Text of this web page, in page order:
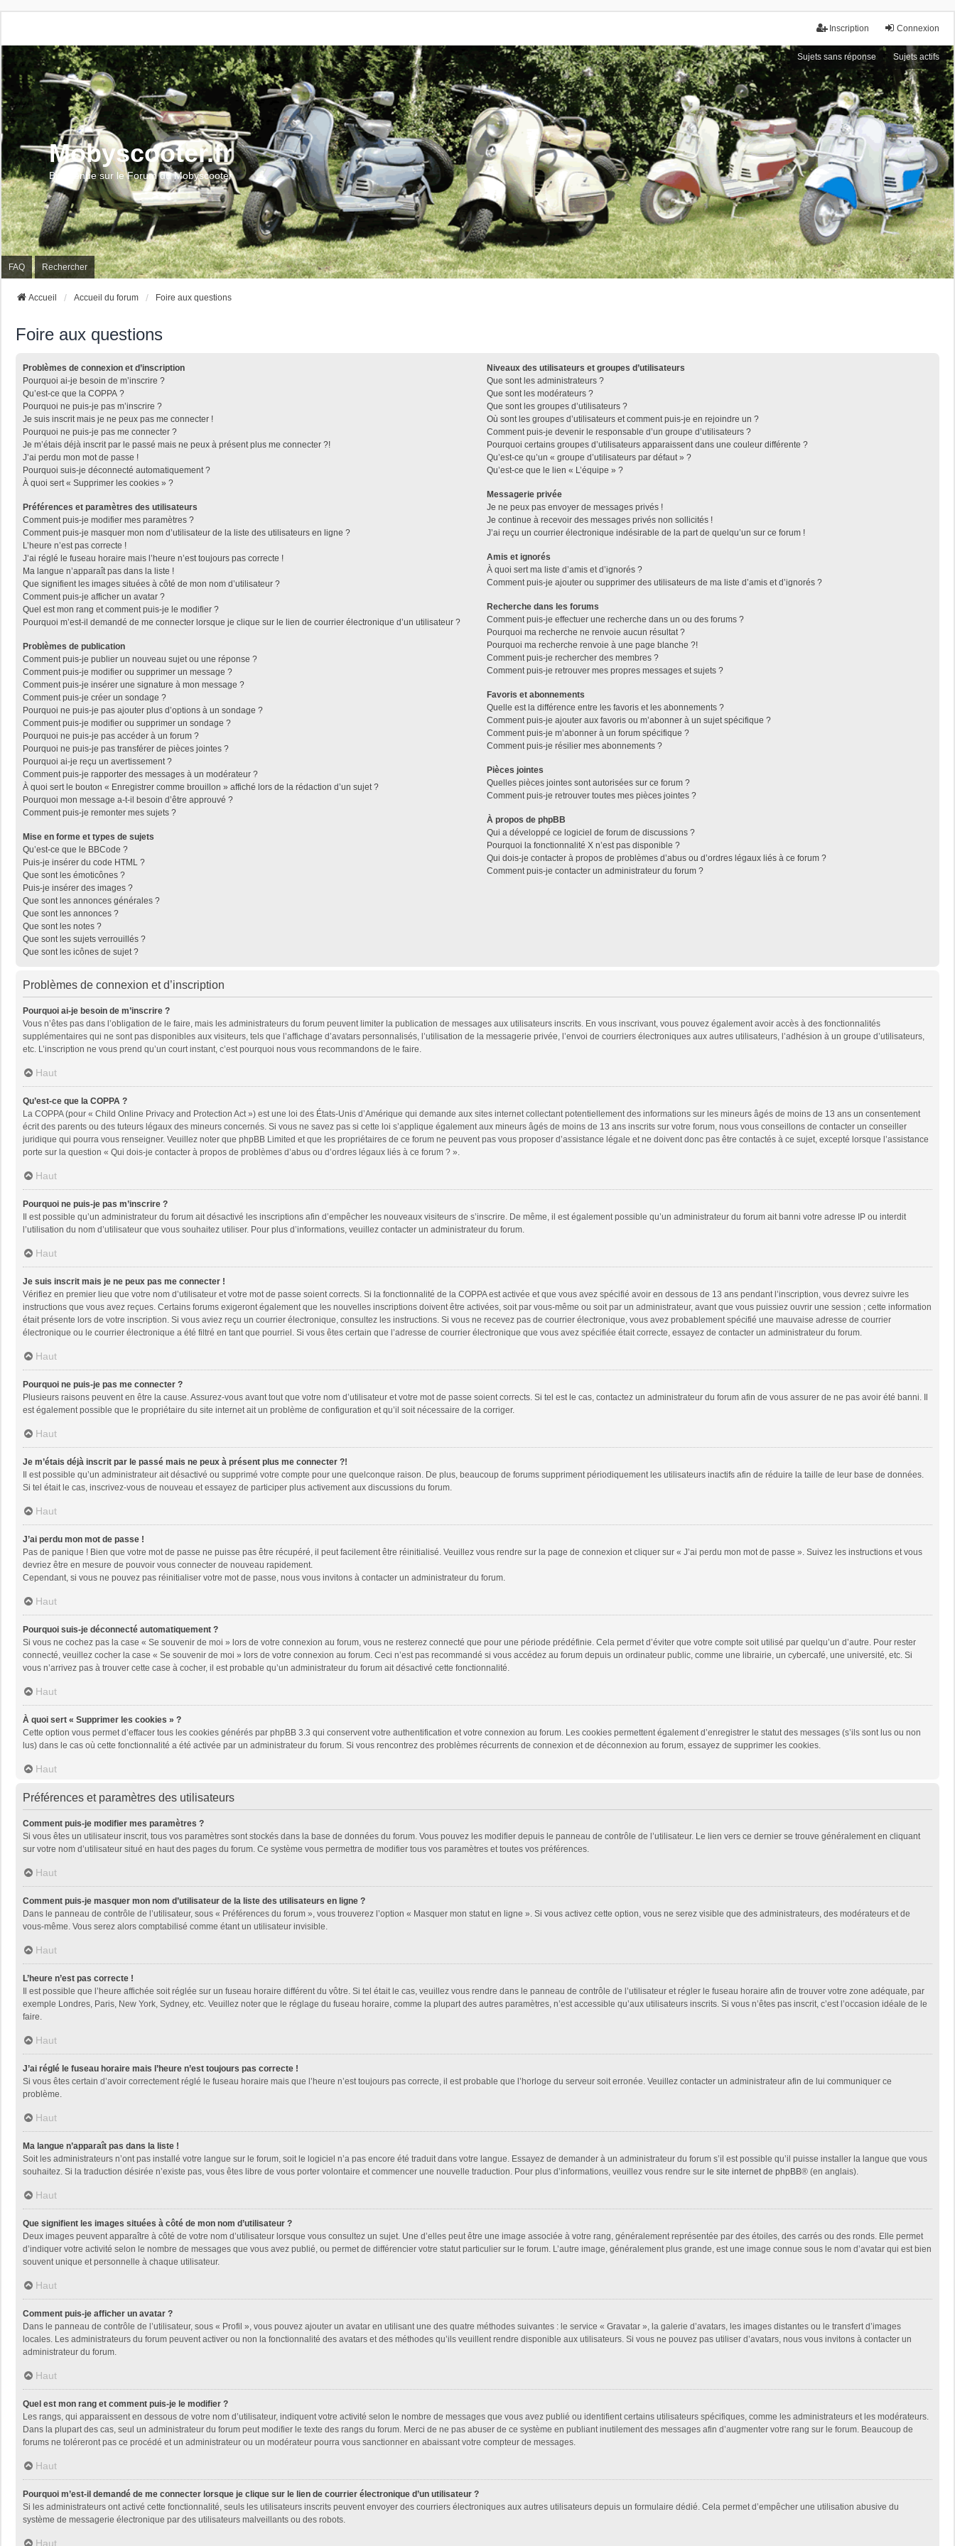
Connexion
Inscription
Sujets sans réponse Sujets actifs
Mobyscooter.fr
Bienvenue sur le Forum du Mobyscooter
FAQ Rechercher
Accueil Accueil du forum Foire aux questions
Foire aux questions
Problèmes de connexion et d’inscription
Pourquoi ai-je besoin de m’inscrire ?
Qu’est-ce que la COPPA ?
Pourquoi ne puis-je pas m’inscrire ?
Je suis inscrit mais je ne peux pas me connecter !
Pourquoi ne puis-je pas me connecter ?
Je m’étais déjà inscrit par le passé mais ne peux à présent plus me connecter ?!
J’ai perdu mon mot de passe !
Pourquoi suis-je déconnecté automatiquement ?
À quoi sert « Supprimer les cookies » ?
Préférences et paramètres des utilisateurs
Comment puis-je modifier mes paramètres ?
Comment puis-je masquer mon nom d’utilisateur de la liste des utilisateurs en ligne ?
L’heure n’est pas correcte !
J’ai réglé le fuseau horaire mais l’heure n’est toujours pas correcte !
Ma langue n’apparaît pas dans la liste !
Que signifient les images situées à côté de mon nom d’utilisateur ?
Comment puis-je afficher un avatar ?
Quel est mon rang et comment puis-je le modifier ?
Pourquoi m’est-il demandé de me connecter lorsque je clique sur le lien de courrier électronique d’un utilisateur ?
Problèmes de publication
Comment puis-je publier un nouveau sujet ou une réponse ?
Comment puis-je modifier ou supprimer un message ?
Comment puis-je insérer une signature à mon message ?
Comment puis-je créer un sondage ?
Pourquoi ne puis-je pas ajouter plus d’options à un sondage ?
Comment puis-je modifier ou supprimer un sondage ?
Pourquoi ne puis-je pas accéder à un forum ?
Pourquoi ne puis-je pas transférer de pièces jointes ?
Pourquoi ai-je reçu un avertissement ?
Comment puis-je rapporter des messages à un modérateur ?
À quoi sert le bouton « Enregistrer comme brouillon » affiché lors de la rédaction d’un sujet ?
Pourquoi mon message a-t-il besoin d’être approuvé ?
Comment puis-je remonter mes sujets ?
Mise en forme et types de sujets
Qu’est-ce que le BBCode ?
Puis-je insérer du code HTML ?
Que sont les émoticônes ?
Puis-je insérer des images ?
Que sont les annonces générales ?
Que sont les annonces ?
Que sont les notes ?
Que sont les sujets verrouillés ?
Que sont les icônes de sujet ?
Niveaux des utilisateurs et groupes d’utilisateurs
Que sont les administrateurs ?
Que sont les modérateurs ?
Que sont les groupes d’utilisateurs ?
Où sont les groupes d’utilisateurs et comment puis-je en rejoindre un ?
Comment puis-je devenir le responsable d’un groupe d’utilisateurs ?
Pourquoi certains groupes d’utilisateurs apparaissent dans une couleur différente ?
Qu’est-ce qu’un « groupe d’utilisateurs par défaut » ?
Qu’est-ce que le lien « L’équipe » ?
Messagerie privée
Je ne peux pas envoyer de messages privés !
Je continue à recevoir des messages privés non sollicités !
J’ai reçu un courrier électronique indésirable de la part de quelqu’un sur ce forum !
Amis et ignorés
À quoi sert ma liste d’amis et d’ignorés ?
Comment puis-je ajouter ou supprimer des utilisateurs de ma liste d’amis et d’ignorés ?
Recherche dans les forums
Comment puis-je effectuer une recherche dans un ou des forums ?
Pourquoi ma recherche ne renvoie aucun résultat ?
Pourquoi ma recherche renvoie à une page blanche ?!
Comment puis-je rechercher des membres ?
Comment puis-je retrouver mes propres messages et sujets ?
Favoris et abonnements
Quelle est la différence entre les favoris et les abonnements ?
Comment puis-je ajouter aux favoris ou m’abonner à un sujet spécifique ?
Comment puis-je m’abonner à un forum spécifique ?
Comment puis-je résilier mes abonnements ?
Pièces jointes
Quelles pièces jointes sont autorisées sur ce forum ?
Comment puis-je retrouver toutes mes pièces jointes ?
À propos de phpBB
Qui a développé ce logiciel de forum de discussions ?
Pourquoi la fonctionnalité X n’est pas disponible ?
Qui dois-je contacter à propos de problèmes d’abus ou d’ordres légaux liés à ce forum ?
Comment puis-je contacter un administrateur du forum ?
Problèmes de connexion et d’inscription
Pourquoi ai-je besoin de m’inscrire ?
Vous n’êtes pas dans l’obligation de le faire, mais les administrateurs du forum peuvent limiter la publication de messages aux utilisateurs inscrits. En vous inscrivant, vous pouvez également avoir accès à des fonctionnalités
supplémentaires qui ne sont pas disponibles aux visiteurs, tels que l’affichage d’avatars personnalisés, l’utilisation de la messagerie privée, l’envoi de courriers électroniques aux autres utilisateurs, l’adhésion à un groupe d’utilisateurs,
etc. L’inscription ne vous prend qu’un court instant, c’est pourquoi nous vous recommandons de le faire.
Haut
Qu’est-ce que la COPPA ?
La COPPA (pour « Child Online Privacy and Protection Act ») est une loi des États-Unis d’Amérique qui demande aux sites internet collectant potentiellement des informations sur les mineurs âgés de moins de 13 ans un consentement
écrit des parents ou des tuteurs légaux des mineurs concernés. Si vous ne savez pas si cette loi s’applique également aux mineurs âgés de moins de 13 ans inscrits sur votre forum, nous vous conseillons de contacter un conseiller
juridique qui pourra vous renseigner. Veuillez noter que phpBB Limited et que les propriétaires de ce forum ne peuvent pas vous proposer d’assistance légale et ne doivent donc pas être contactés à ce sujet, excepté lorsque l’assistance
porte sur la question « Qui dois-je contacter à propos de problèmes d’abus ou d’ordres légaux liés à ce forum ? ».
Haut
Pourquoi ne puis-je pas m’inscrire ?
Il est possible qu’un administrateur du forum ait désactivé les inscriptions afin d’empêcher les nouveaux visiteurs de s’inscrire. De même, il est également possible qu’un administrateur du forum ait banni votre adresse IP ou interdit
l’utilisation du nom d’utilisateur que vous souhaitez utiliser. Pour plus d’informations, veuillez contacter un administrateur du forum.
Haut
Je suis inscrit mais je ne peux pas me connecter !
Vérifiez en premier lieu que votre nom d’utilisateur et votre mot de passe soient corrects. Si la fonctionnalité de la COPPA est activée et que vous avez spécifié avoir en dessous de 13 ans pendant l’inscription, vous devrez suivre les
instructions que vous avez reçues. Certains forums exigeront également que les nouvelles inscriptions doivent être activées, soit par vous-même ou soit par un administrateur, avant que vous puissiez ouvrir une session ; cette information
était présente lors de votre inscription. Si vous aviez reçu un courrier électronique, consultez les instructions. Si vous ne recevez pas de courrier électronique, vous avez probablement spécifié une mauvaise adresse de courrier
électronique ou le courrier électronique a été filtré en tant que pourriel. Si vous êtes certain que l’adresse de courrier électronique que vous avez spécifiée était correcte, essayez de contacter un administrateur du forum.
Haut
Pourquoi ne puis-je pas me connecter ?
Plusieurs raisons peuvent en être la cause. Assurez-vous avant tout que votre nom d’utilisateur et votre mot de passe soient corrects. Si tel est le cas, contactez un administrateur du forum afin de vous assurer de ne pas avoir été banni. Il
est également possible que le propriétaire du site internet ait un problème de configuration et qu’il soit nécessaire de la corriger.
Haut
Je m’étais déjà inscrit par le passé mais ne peux à présent plus me connecter ?!
Il est possible qu’un administrateur ait désactivé ou supprimé votre compte pour une quelconque raison. De plus, beaucoup de forums suppriment périodiquement les utilisateurs inactifs afin de réduire la taille de leur base de données.
Si tel était le cas, inscrivez-vous de nouveau et essayez de participer plus activement aux discussions du forum.
Haut
J’ai perdu mon mot de passe !
Pas de panique ! Bien que votre mot de passe ne puisse pas être récupéré, il peut facilement être réinitialisé. Veuillez vous rendre sur la page de connexion et cliquer sur « J’ai perdu mon mot de passe ». Suivez les instructions et vous
devriez être en mesure de pouvoir vous connecter de nouveau rapidement.
Cependant, si vous ne pouvez pas réinitialiser votre mot de passe, nous vous invitons à contacter un administrateur du forum.
Haut
Pourquoi suis-je déconnecté automatiquement ?
Si vous ne cochez pas la case « Se souvenir de moi » lors de votre connexion au forum, vous ne resterez connecté que pour une période prédéfinie. Cela permet d’éviter que votre compte soit utilisé par quelqu’un d’autre. Pour rester
connecté, veuillez cocher la case « Se souvenir de moi » lors de votre connexion au forum. Ceci n’est pas recommandé si vous accédez au forum depuis un ordinateur public, comme une librairie, un cybercafé, une université, etc. Si
vous n’arrivez pas à trouver cette case à cocher, il est probable qu’un administrateur du forum ait désactivé cette fonctionnalité.
Haut
À quoi sert « Supprimer les cookies » ?
Cette option vous permet d’effacer tous les cookies générés par phpBB 3.3 qui conservent votre authentification et votre connexion au forum. Les cookies permettent également d’enregistrer le statut des messages (s’ils sont lus ou non
lus) dans le cas où cette fonctionnalité a été activée par un administrateur du forum. Si vous rencontrez des problèmes récurrents de connexion et de déconnexion au forum, essayez de supprimer les cookies.
Haut
Préférences et paramètres des utilisateurs
Comment puis-je modifier mes paramètres ?
Si vous êtes un utilisateur inscrit, tous vos paramètres sont stockés dans la base de données du forum. Vous pouvez les modifier depuis le panneau de contrôle de l’utilisateur. Le lien vers ce dernier se trouve généralement en cliquant
sur votre nom d’utilisateur situé en haut des pages du forum. Ce système vous permettra de modifier tous vos paramètres et toutes vos préférences.
Haut
Comment puis-je masquer mon nom d’utilisateur de la liste des utilisateurs en ligne ?
Dans le panneau de contrôle de l’utilisateur, sous « Préférences du forum », vous trouverez l’option « Masquer mon statut en ligne ». Si vous activez cette option, vous ne serez visible que des administrateurs, des modérateurs et de
vous-même. Vous serez alors comptabilisé comme étant un utilisateur invisible.
Haut
L’heure n’est pas correcte !
Il est possible que l’heure affichée soit réglée sur un fuseau horaire différent du vôtre. Si tel était le cas, veuillez vous rendre dans le panneau de contrôle de l’utilisateur et régler le fuseau horaire afin de trouver votre zone adéquate, par
exemple Londres, Paris, New York, Sydney, etc. Veuillez noter que le réglage du fuseau horaire, comme la plupart des autres paramètres, n’est accessible qu’aux utilisateurs inscrits. Si vous n’êtes pas inscrit, c’est l’occasion idéale de le
faire.
Haut
J’ai réglé le fuseau horaire mais l’heure n’est toujours pas correcte !
Si vous êtes certain d’avoir correctement réglé le fuseau horaire mais que l’heure n’est toujours pas correcte, il est probable que l’horloge du serveur soit erronée. Veuillez contacter un administrateur afin de lui communiquer ce
problème.
Haut
Ma langue n’apparaît pas dans la liste !
Soit les administrateurs n’ont pas installé votre langue sur le forum, soit le logiciel n’a pas encore été traduit dans votre langue. Essayez de demander à un administrateur du forum s’il est possible qu’il puisse installer la langue que vous
souhaitez. Si la traduction désirée n’existe pas, vous êtes libre de vous porter volontaire et commencer une nouvelle traduction. Pour plus d’informations, veuillez vous rendre sur le site internet de phpBB® (en anglais).
Haut
Que signifient les images situées à côté de mon nom d’utilisateur ?
Deux images peuvent apparaître à côté de votre nom d’utilisateur lorsque vous consultez un sujet. Une d’elles peut être une image associée à votre rang, généralement représentée par des étoiles, des carrés ou des ronds. Elle permet
d’indiquer votre activité selon le nombre de messages que vous avez publié, ou permet de différencier votre statut particulier sur le forum. L’autre image, généralement plus grande, est une image connue sous le nom d’avatar qui est bien
souvent unique et personnelle à chaque utilisateur.
Haut
Comment puis-je afficher un avatar ?
Dans le panneau de contrôle de l’utilisateur, sous « Profil », vous pouvez ajouter un avatar en utilisant une des quatre méthodes suivantes : le service « Gravatar », la galerie d’avatars, les images distantes ou le transfert d’images
locales. Les administrateurs du forum peuvent activer ou non la fonctionnalité des avatars et des méthodes qu’ils veuillent rendre disponible aux utilisateurs. Si vous ne pouvez pas utiliser d’avatars, nous vous invitons à contacter un
administrateur du forum.
Haut
Quel est mon rang et comment puis-je le modifier ?
Les rangs, qui apparaissent en dessous de votre nom d’utilisateur, indiquent votre activité selon le nombre de messages que vous avez publié ou identifient certains utilisateurs spécifiques, comme les administrateurs et les modérateurs.
Dans la plupart des cas, seul un administrateur du forum peut modifier le texte des rangs du forum. Merci de ne pas abuser de ce système en publiant inutilement des messages afin d’augmenter votre rang sur le forum. Beaucoup de
forums ne toléreront pas ce procédé et un administrateur ou un modérateur pourra vous sanctionner en abaissant votre compteur de messages.
Haut
Pourquoi m’est-il demandé de me connecter lorsque je clique sur le lien de courrier électronique d’un utilisateur ?
Si les administrateurs ont activé cette fonctionnalité, seuls les utilisateurs inscrits peuvent envoyer des courriers électroniques aux autres utilisateurs depuis un formulaire dédié. Cela permet d’empêcher une utilisation abusive du
système de messagerie électronique par des utilisateurs malveillants ou des robots.
Haut